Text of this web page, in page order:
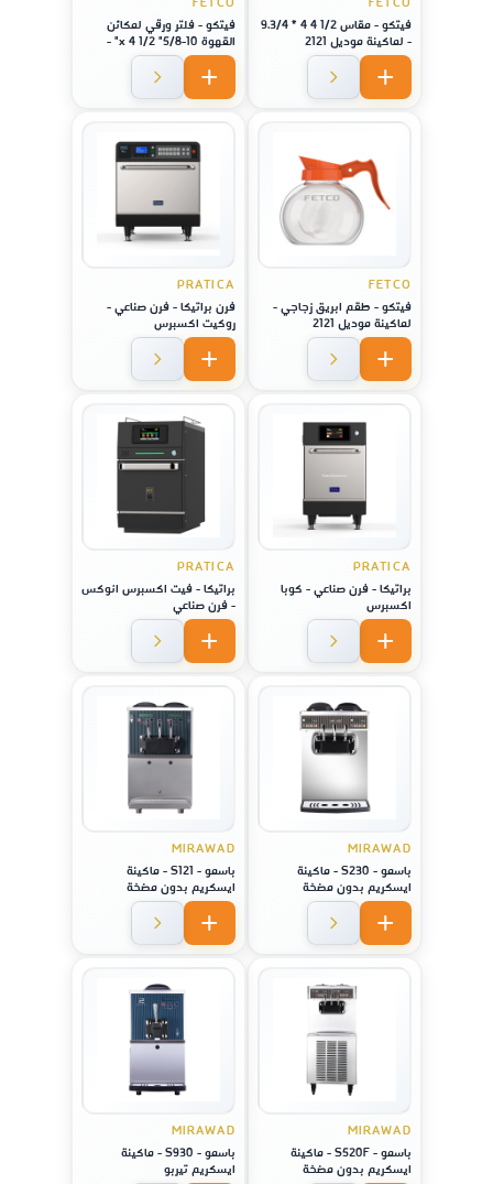
فيتكو - مقاس 1/2 4 4 * 9.3/4
- لماكينة موديل 2121
فيتكو - فلتر ورقي لمكائن
القهوة 10-5/8" x 4 1/2" -
لماكينة موديل 1221
FETCO
فيتكو - طقم ابريق زجاجي -
لماكينة موديل 2121
PRATICA
فرن براتيكا - فرن صناعي -
روكيت اكسبرس
PRATICA
براتيكا - فرن صناعي - كوبا
اكسبرس
PRATICA
براتيكا - فيت اكسبرس انوكس
- فرن صناعي
MIRAWAD
باسمو - S230 - ماكينة
ايسكريم بدون مضخة
MIRAWAD
باسمو - S121 - ماكينة
ايسكريم بدون مضخة
MIRAWAD
باسمو - S520F - ماكينة
ايسكريم بدون مضخة
MIRAWAD
باسمو - S930 - ماكينة
ايسكريم تيربو